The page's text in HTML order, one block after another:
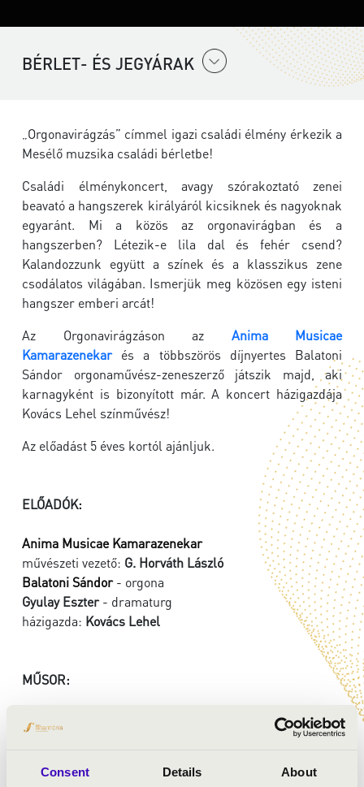
Consent Details About
BÉRLET- ÉS JEGYÁRAK
„Orgonavirágzás” címmel igazi családi élmény érkezik a
Mesélő muzsika családi bérletbe!
Családi élménykoncert, avagy szórakoztató zenei
beavató a hangszerek királyáról kicsiknek és nagyoknak
egyaránt. Mi a közös az orgonavirágban és a
hangszerben? Létezik-e lila dal és fehér csend?
Kalandozzunk együtt a színek és a klasszikus zene
csodálatos világában. Ismerjük meg közösen egy isteni
hangszer emberi arcát!
Az Orgonavirágzáson az Anima Musicae
Kamarazenekarés a többszörös díjnyertes Balatoni
Sándor orgonaművész-zeneszerző játszik majd, aki
karnagyként is bizonyított már. A koncert házigazdája
Kovács Lehel színművész!
Az előadást 5 éves kortól ajánljuk.
ELŐADÓK:
Anima Musicae Kamarazenekar
művészeti vezető: G. Horváth László
Balatoni Sándor- orgona
Gyulay Eszter- dramaturg
házigazda: Kovács Lehel
MŰSOR:
Walther: Concerto 1.tétel
Vivaldi: Tavasz
Widor: Toccata